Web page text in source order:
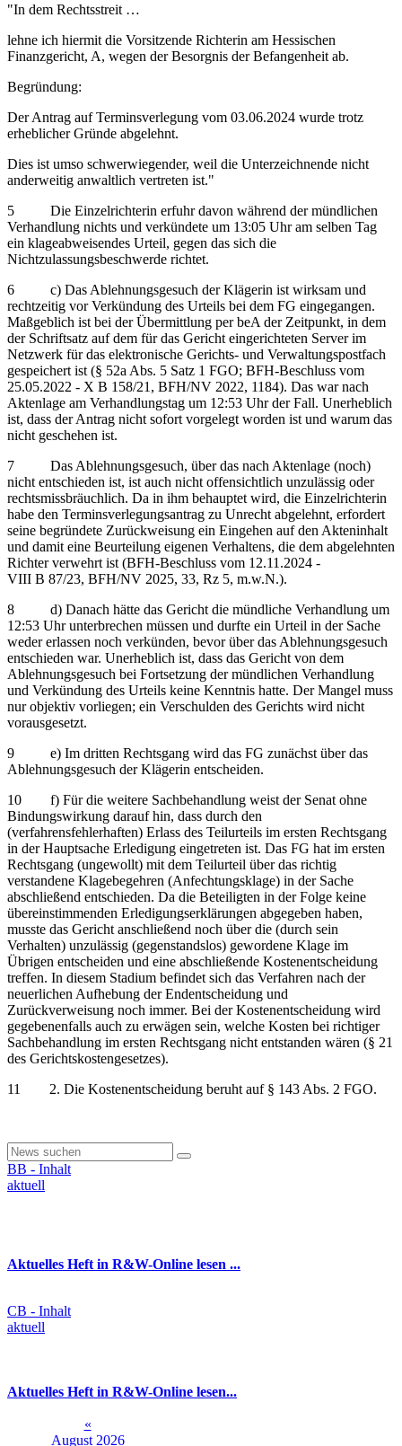
"In dem Rechtsstreit …
lehne ich hiermit die Vorsitzende Richterin am Hessischen
Finanzgericht, A, wegen der Besorgnis der Befangenheit ab.
Begründung:
Der Antrag auf Terminsverlegung vom 03.06.2024 wurde trotz
erheblicher Gründe abgelehnt.
Dies ist umso schwerwiegender, weil die Unterzeichnende nicht
anderweitig anwaltlich vertreten ist."
5 Die Einzelrichterin erfuhr davon während der mündlichen
Verhandlung nichts und verkündete um 13:05 Uhr am selben Tag
ein klageabweisendes Urteil, gegen das sich die
Nichtzulassungsbeschwerde richtet.
6 c) Das Ablehnungsgesuch der Klägerin ist wirksam und
rechtzeitig vor Verkündung des Urteils bei dem FG eingegangen.
Maßgeblich ist bei der Übermittlung per beA der Zeitpunkt, in dem
der Schriftsatz auf dem für das Gericht eingerichteten Server im
Netzwerk für das elektronische Gerichts- und Verwaltungspostfach
gespeichert ist (§ 52a Abs. 5 Satz 1 FGO; BFH-Beschluss vom
25.05.2022 - X B 158/21, BFH/NV 2022, 1184). Das war nach
Aktenlage am Verhandlungstag um 12:53 Uhr der Fall. Unerheblich
ist, dass der Antrag nicht sofort vorgelegt worden ist und warum das
nicht geschehen ist.
7 Das Ablehnungsgesuch, über das nach Aktenlage (noch)
nicht entschieden ist, ist auch nicht offensichtlich unzulässig oder
rechtsmissbräuchlich. Da in ihm behauptet wird, die Einzelrichterin
habe den Terminsverlegungsantrag zu Unrecht abgelehnt, erfordert
seine begründete Zurückweisung ein Eingehen auf den Akteninhalt
und damit eine Beurteilung eigenen Verhaltens, die dem abgelehnten
Richter verwehrt ist (BFH-Beschluss vom 12.11.2024 -
VIII B 87/23, BFH/NV 2025, 33, Rz 5, m.w.N.).
8 d) Danach hätte das Gericht die mündliche Verhandlung um
12:53 Uhr unterbrechen müssen und durfte ein Urteil in der Sache
weder erlassen noch verkünden, bevor über das Ablehnungsgesuch
entschieden war. Unerheblich ist, dass das Gericht von dem
Ablehnungsgesuch bei Fortsetzung der mündlichen Verhandlung
und Verkündung des Urteils keine Kenntnis hatte. Der Mangel muss
nur objektiv vorliegen; ein Verschulden des Gerichts wird nicht
vorausgesetzt.
9 e) Im dritten Rechtsgang wird das FG zunächst über das
Ablehnungsgesuch der Klägerin entscheiden.
10 f) Für die weitere Sachbehandlung weist der Senat ohne
Bindungswirkung darauf hin, dass durch den
(verfahrensfehlerhaften) Erlass des Teilurteils im ersten Rechtsgang
in der Hauptsache Erledigung eingetreten ist. Das FG hat im ersten
Rechtsgang (ungewollt) mit dem Teilurteil über das richtig
verstandene Klagebegehren (Anfechtungsklage) in der Sache
abschließend entschieden. Da die Beteiligten in der Folge keine
übereinstimmenden Erledigungserklärungen abgegeben haben,
musste das Gericht anschließend noch über die (durch sein
Verhalten) unzulässig (gegenstandslos) gewordene Klage im
Übrigen entscheiden und eine abschließende Kostenentscheidung
treffen. In diesem Stadium befindet sich das Verfahren nach der
neuerlichen Aufhebung der Endentscheidung und
Zurückverweisung noch immer. Bei der Kostenentscheidung wird
gegebenenfalls auch zu erwägen sein, welche Kosten bei richtiger
Sachbehandlung im ersten Rechtsgang nicht entstanden wären (§ 21
des Gerichtskostengesetzes).
11 2. Die Kostenentscheidung beruht auf § 143 Abs. 2 FGO.
BB - Inhalt
aktuell
Aktuelles Heft in R&W-Online lesen ...
CB - Inhalt
aktuell
Aktuelles Heft in R&W-Online lesen...
«
August 2026